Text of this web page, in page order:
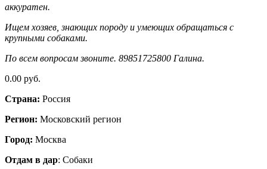
аккуратен.
Ищем хозяев, знающих породу и умеющих обращаться с
крупными собаками.
По всем вопросам звоните. 89851725800 Галина.
0.00 руб.
Страна: Россия
Регион: Московский регион
Город: Москва
Отдам в дар: Собаки